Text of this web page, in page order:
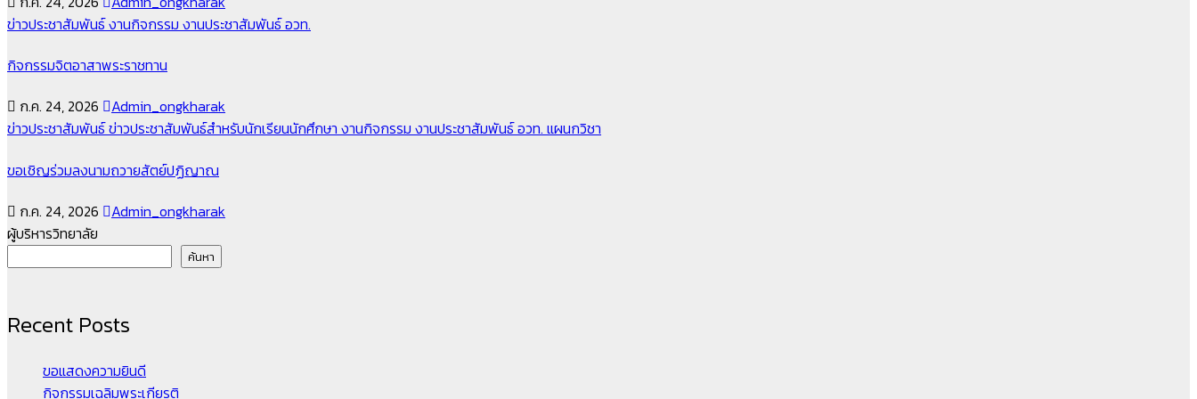
ข่าวประชาสัมพันธ์งานกิจกรรม งานประชาสัมพันธ์อวท.
กิจกรรมจิตอาสาพระราชทาน
ก.ค. 24, 2026
Admin_ongkharak
ข่าวประชาสัมพันธ์ข่าวประชาสัมพันธ์สำหรับนักเรียนนักศึกษา งานกิจกรรม งานประชาสัมพันธ์อวท. แผนกวิชา
ขอเชิญร่วมลงนามถวายสัตย์ปฏิญาณ
ก.ค. 24, 2026
Admin_ongkharak
ผู้บริหารวิทยาลัย
ค้นหา
Recent Posts
ขอแสดงความยินดี
กิจกรรมเฉลิมพระเกียรติ